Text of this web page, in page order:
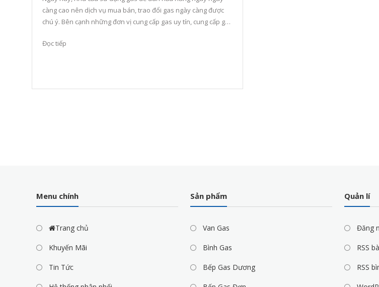
Petro
Uy
càng cao nên dịch vụ mua bán, trao đổi gas ngày càng được
chú ý. Bên cạnh những đơn vị cung cấp gas uy tín, cung cấp gas
gaspetro.net […]
Đọc tiếp
Menu chính
Trang chủ
Khuyến Mãi
Tin Tức
Sản phẩm
Van Gas
Bình Gas
Bếp Gas Dương
Quản lí
Đăng
RSS
RSS